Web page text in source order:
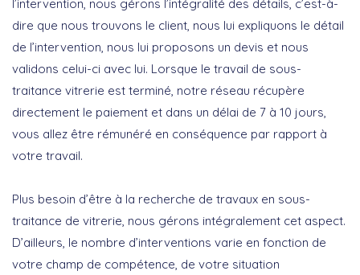
l’intervention, nous gérons l’intégralité des détails, c’est-à-
dire que nous trouvons le client, nous lui expliquons le détail
de l’intervention, nous lui proposons un devis et nous
validons celui-ci avec lui. Lorsque le travail de sous-
traitance vitrerie est terminé, notre réseau récupère
directement le paiement et dans un délai de 7 à 10 jours,
vous allez être rémunéré en conséquence par rapport à
votre travail.
Plus besoin d’être à la recherche de travaux en sous-
traitance de vitrerie, nous gérons intégralement cet aspect.
D’ailleurs, le nombre d’interventions varie en fonction de
votre champ de compétence, de votre situation